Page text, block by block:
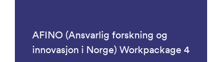
AFINO (Ansvarlig forskning og
innovasjon i Norge) Workpackage 4